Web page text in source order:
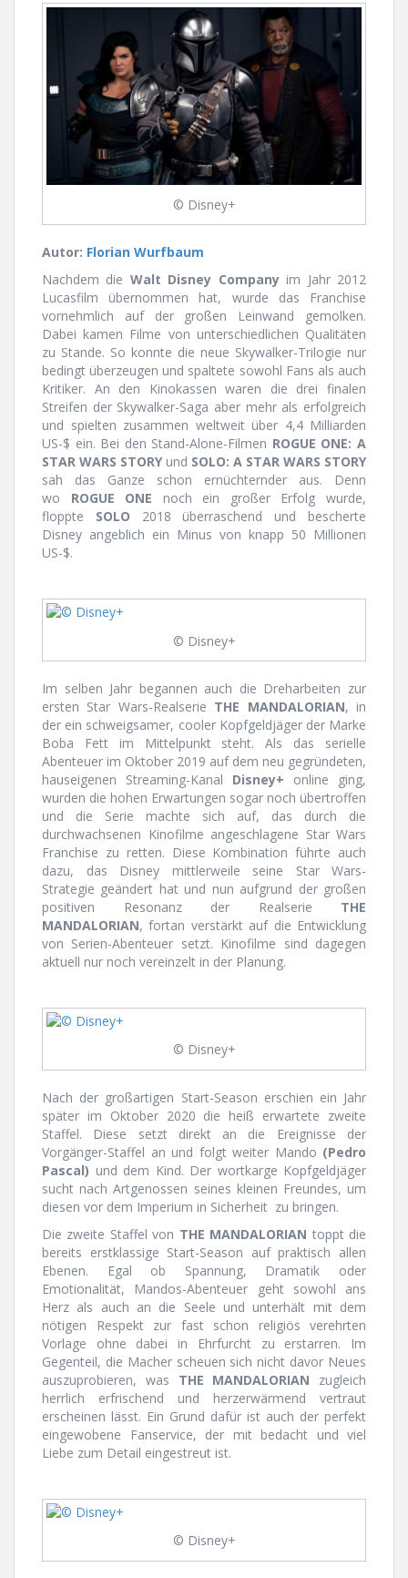
© Disney+
Autor: Florian Wurfbaum
Nachdem die Walt Disney Companyim Jahr 2012
Lucasfilm übernommen hat, wurde das Franchise
vornehmlich auf der großen Leinwand gemolken.
Dabei kamen Filme von unterschiedlichen Qualitäten
zu Stande. So konnte die neue Skywalker-Trilogie nur
bedingt überzeugen und spaltete sowohl Fans als auch
Kritiker. An den Kinokassen waren die drei finalen
Streifen der Skywalker-Saga aber mehr als erfolgreich
und spielten zusammen weltweit über 4,4 Milliarden
US-$ ein. Bei den Stand-Alone-Filmen ROGUE ONE: A
STAR WARS STORY und SOLO: A STAR WARS STORY
sah das Ganze schon ernüchternder aus. Denn
wo ROGUE ONE noch ein großer Erfolg wurde,
floppte SOLO 2018 überraschend und bescherte
Disney angeblich ein Minus von knapp 50 Millionen
US-$.
© Disney+
Im selben Jahr begannen auch die Dreharbeiten zur
ersten Star Wars-Realserie THE MANDALORIAN, in
der ein schweigsamer, cooler Kopfgeldjäger der Marke
Boba Fett im Mittelpunkt steht. Als das serielle
Abenteuer im Oktober 2019 auf dem neu gegründeten,
hauseigenen Streaming-Kanal Disney+ online ging,
wurden die hohen Erwartungen sogar noch übertroffen
und die Serie machte sich auf, das durch die
durchwachsenen Kinofilme angeschlagene Star Wars
Franchise zu retten. Diese Kombination führte auch
dazu, das Disney mittlerweile seine Star Wars-
Strategie geändert hat und nun aufgrund der großen
positiven Resonanz der Realserie THE
MANDALORIAN, fortan verstärkt auf die Entwicklung
von Serien-Abenteuer setzt. Kinofilme sind dagegen
aktuell nur noch vereinzelt in der Planung.
© Disney+
Nach der großartigen Start-Season erschien ein Jahr
später im Oktober 2020 die heiß erwartete zweite
Staffel. Diese setzt direkt an die Ereignisse der
Vorgänger-Staffel an und folgt weiter Mando (Pedro
Pascal) und dem Kind. Der wortkarge Kopfgeldjäger
sucht nach Artgenossen seines kleinen Freundes, um
diesen vor dem Imperium in Sicherheit zu bringen.
Die zweite Staffel von THE MANDALORIAN toppt die
bereits erstklassige Start-Season auf praktisch allen
Ebenen. Egal ob Spannung, Dramatik oder
Emotionalität, Mandos-Abenteuer geht sowohl ans
Herz als auch an die Seele und unterhält mit dem
nötigen Respekt zur fast schon religiös verehrten
Vorlage ohne dabei in Ehrfurcht zu erstarren. Im
Gegenteil, die Macher scheuen sich nicht davor Neues
auszuprobieren, was THE MANDALORIAN zugleich
herrlich erfrischend und herzerwärmend vertraut
erscheinen lässt. Ein Grund dafür ist auch der perfekt
eingewobene Fanservice, der mit bedacht und viel
Liebe zum Detail eingestreut ist.
© Disney+